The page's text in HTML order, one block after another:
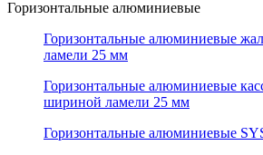
Горизонтальные алюминиевые
Горизонтальные алюминиевые
ламели 25 мм
Горизонтальные алюминиевые
шириной ламели 25 мм
Горизонтальные алюминиевые